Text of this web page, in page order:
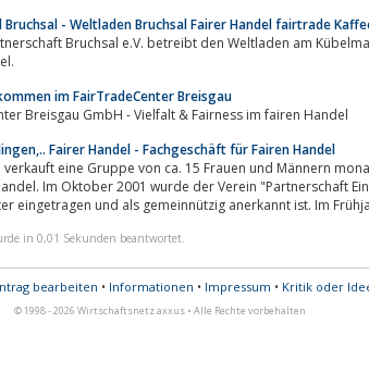
Bruchsal - Weltladen Bruchsal Fairer Handel fairtrade
Bruchsal e.V. betreibt den Weltladen am
im FairTradeCenter Breisgau
Breisgau GmbH - Vielfalt & Fairness im fairen Handel
Fairer Handel - Fachgeschäft für Fairen Handel
verkauft eine Gruppe von ca. 15 Frauen und Männern
Im Oktober 2001 wurde der Verein "Partnerschaft Eine
eingetragen und als gemeinnützig anerkannt ist. Im
in 0,01 Sekunden beantwortet.
bearbeiten • Informationen • Impressum • Kritik oder
© 1998 - 2026 Wirtschaftsnetz axxus • Alle Rechte vorbehalten